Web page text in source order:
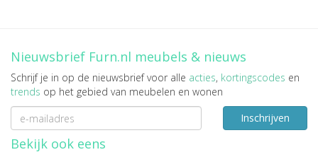
Nieuwsbrief Furn.nl meubels & nieuws
Schrijf je in op de nieuwsbrief voor alle acties, kortingscodes en
trends op het gebied van meubelen en wonen
Inschrijven
Bekijk ook eens